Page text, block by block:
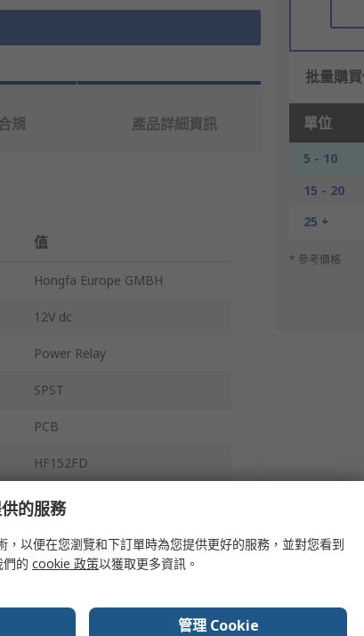
批量購
單位
5 - 10
15 - 20
25 +
* 參考價格
規 產品詳細資訊
值
Hongfa Europe GMBH
12V dc
Power Relay
SPST
PCB
HF152FD
PCB Pin
20A
4.7kVA
400V ac
的服務
以便在您瀏覽和下訂單時為您提供更好的服務，並對您看到
的 cookie 政策以獲取更多資訊。
管理 Cookie